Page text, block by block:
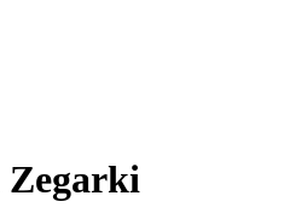
Zegarki